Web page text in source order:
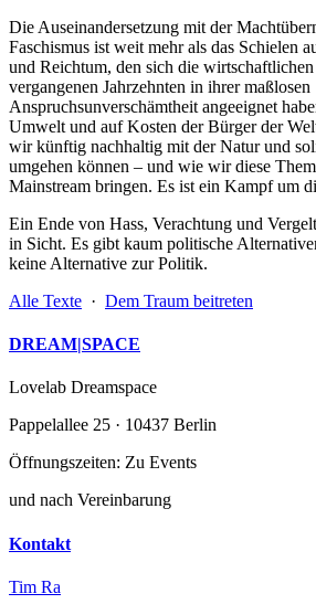
Die Auseinandersetzung mit der
Faschismus ist weit mehr als das Schielen
und Reichtum, den sich die
vergangenen Jahrzehnten in ihrer maßlosen
Anspruchsunverschämtheit angeeignet
Umwelt und auf Kosten der Bürger der
wir künftig nachhaltig mit der Natur und
umgehen können – und wie wir diese
Mainstream bringen. Es ist ein Kampf um
Ein Ende von Hass, Verachtung und
in Sicht. Es gibt kaum politische
keine Alternative zur Politik.
Alle Texte · Dem Traum beitreten
DREAM|SPACE
Lovelab Dreamspace
Pappelallee 25 · 10437 Berlin
Öffnungszeiten: Zu Events
und nach Vereinbarung
Kontakt
Tim Ra